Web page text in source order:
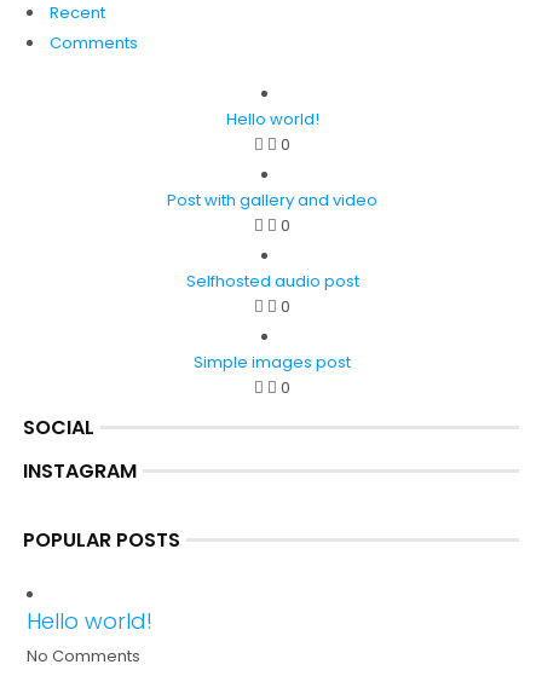
Recent
Comments
Hello world!
0
Post with gallery and video
0
Selfhosted audio post
0
Simple images post
0
SOCIAL
INSTAGRAM
POPULAR POSTS
Hello world!
No Comments